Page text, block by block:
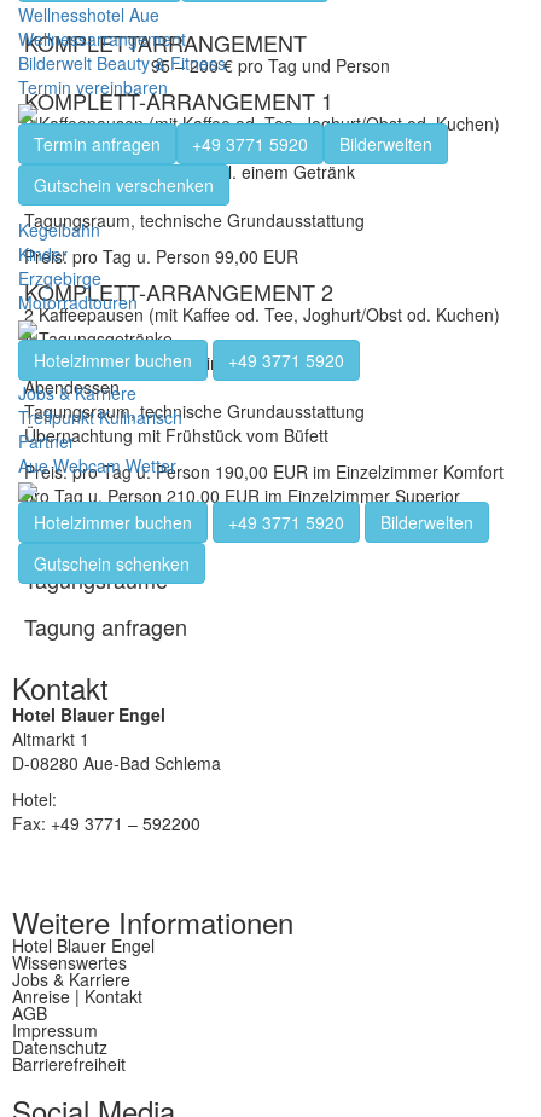
Wellnesshotel Aue
Wellnessarrangement
Bilderwelt Beauty & Fitness
Termin vereinbaren
Termin anfragen +49 3771 5920
Bilderwelten
Gutschein verschenken
Kegelbahn
Kinder
Erzgebirge
Motorradtouren
Hotelzimmer buchen
+49 3771 5920
Jobs & Karriere
Treffpunkt Kulinarisch
Partner
Aue Webcam Wetter
Hotelzimmer buchen +49 3771 5920
Bilderwelten
Gutschein schenken
KOMPLETTARRANGEMENT
95 – 200 € pro Tag und Person
KOMPLETT-ARRANGEMENT 1
2 Kaffeepausen (mit Kaffee od. Tee, Joghurt/Obst od. Kuchen)
4 Tagungsgetränke
Mittagessen nach Wahl incl. einem Getränk
Abendessen
Tagungsraum, technische Grundausstattung
Preis: pro Tag u. Person 99,00 EUR
KOMPLETT-ARRANGEMENT 2
2 Kaffeepausen (mit Kaffee od. Tee, Joghurt/Obst od. Kuchen)
4 Tagungsgetränke
Mittagessen nach Wahl incl. einem Getränk
Abendessen
Tagungsraum, technische Grundausstattung
Übernachtung mit Frühstück vom Büfett
Preis: pro Tag u. Person 190,00 EUR im Einzelzimmer Komfort
pro Tag u. Person 210,00 EUR im Einzelzimmer Superior
Tagungsräume
Tagung anfragen
Kontakt
Hotel Blauer Engel
Altmarkt 1
D-08280 Aue-Bad Schlema
Hotel:
Fax: +49 3771 – 592200
Weitere Informationen
Hotel Blauer Engel
Wissenswertes
Jobs & Karriere
Anreise | Kontakt
AGB
Impressum
Datenschutz
Barrierefreiheit